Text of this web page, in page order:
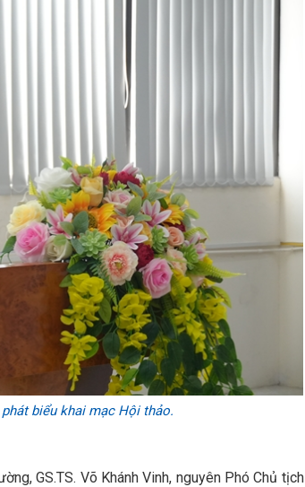
biểu khai mạc Hội thảo.
GS.TS. Võ Khánh Vinh, nguyên Phó Chủ tịch